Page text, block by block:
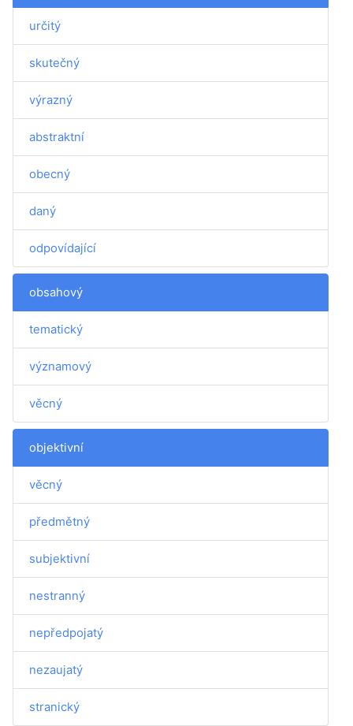
určitý
skutečný
výrazný
abstraktní
obecný
daný
odpovídající
obsahový
tematický
významový
věcný
objektivní
věcný
předmětný
subjektivní
nestranný
nepředpojatý
nezaujatý
stranický